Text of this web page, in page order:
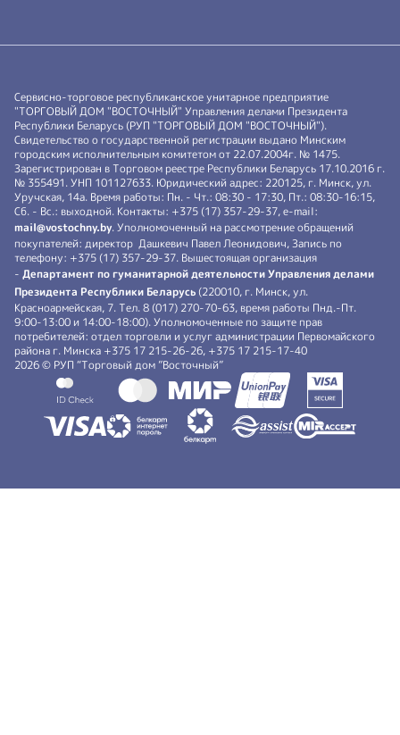
Сервисно-торговое республиканское унитарное предприятие
"ТОРГОВЫЙ ДОМ "ВОСТОЧНЫЙ" Управления делами Президента
Республики Беларусь (РУП "ТОРГОВЫЙ ДОМ "ВОСТОЧНЫЙ").
Свидетельство о государственной регистрации выдано Минским
городским исполнительным комитетом от 22.07.2004г. № 1475.
Зарегистрирован в Торговом реестре Республики Беларусь 17.10.2016 г.
№ 355491. УНП 101127633. Юридический адрес: 220125, г. Минск, ул.
Уручская, 14а. Время работы: Пн. - Чт.: 08:30 - 17:30, Пт.: 08:30-16:15,
Сб. - Вс.: выходной. Контакты: +375 (17) 357-29-37, e-mail:
mail@vostochny.by. Уполномоченный на рассмотрение обращений
покупателей: директор Дашкевич Павел Леонидович, Запись по
телефону: +375 (17) 357-29-37. Вышестоящая организация
- Департамент по гуманитарной деятельности Управления делами
Президента Республики Беларусь (220010, г. Минск, ул.
Красноармейская, 7. Тел. 8 (017) 270-70-63, время работы Пнд.-Пт.
9:00-13:00 и 14:00-18:00). Уполномоченные по защите прав
потребителей: отдел торговли и услуг администрации Первомайского
района г. Минска +375 17 215-26-26, +375 17 215-17-40
2026 © РУП “Торговый дом ”Восточный”